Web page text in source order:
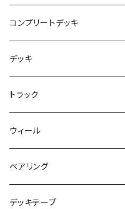
USED ITEM
Tシャツ
パンツ
キャップ
アウター
シャツ
キッズシューズ
NIKE SB ORANGE LABEL/ISO
NIKE SB ISHOD2
NIKE SB PS8
NIKE SB DUNK
NM933
コンプリートデッキ
HI5のパーツセット
エントリーモデルコンプリート
7.7インチ
8インチ
8.2インチ
デッキ
7インチ
7.2インチ
7.3インチ
7.5インチ
トラック
ウィール
ベアリング
デッキテープ